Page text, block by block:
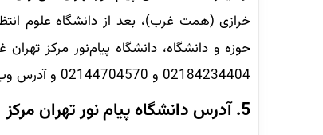
02184234404 و 02144704570 و آدرس وب‌سایت آن
5. آدرس دانشگاه پیام نور تهران مرکز